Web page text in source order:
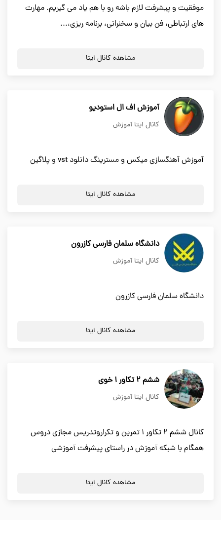
موفقیت و پیشرفت لازم باشه رو با هم یاد می گیریم. مهارت
های ارتباطی، فن بیان و سخنرانی، برنامه ریزی،...
مشاهده کانال ایتا
آموزش اف ال استودیو
کانال ایتا آموزش
آموزش آهنگسازی میکس و مسترینگ دانلود vst و پلاگین
مشاهده کانال ایتا
دانشگاه سلمان فارسی کازرون
کانال ایتا آموزش
دانشگاه سلمان فارسی کازرون
مشاهده کانال ایتا
ششم 2 تکاور 1 خوی
کانال ایتا آموزش
کانال ششم 2 تکاور 1 تمرین و تکراروتدریس مجازی دروس
همگام با شبکه آموزش در راستای پیشرفت آموزشی
مشاهده کانال ایتا